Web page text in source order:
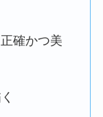
確かつ美